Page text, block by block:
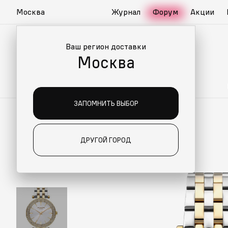
Москва
Ваш регион доставки
Москва
ЗАПОМНИТЬ ВЫБОР
ДРУГОЙ ГОРОД
Журнал Форум Акции
ДЛЯ ВАС